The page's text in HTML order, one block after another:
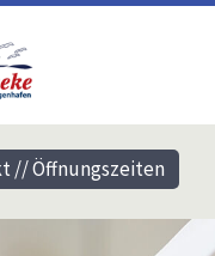
// Öffnungszeiten